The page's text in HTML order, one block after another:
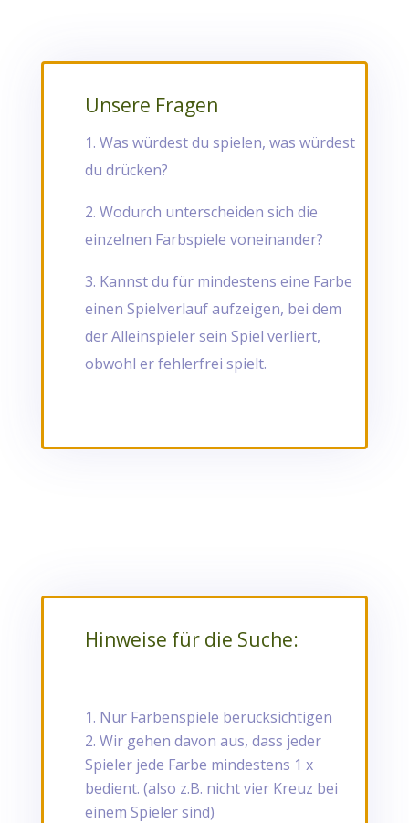
Unsere Fragen
1. Was würdest du spielen, was würdest
du drücken?
2. Wodurch unterscheiden sich die
einzelnen Farbspiele voneinander?
3. Kannst du für mindestens eine Farbe
einen Spielverlauf aufzeigen, bei dem
der Alleinspieler sein Spiel verliert,
obwohl er fehlerfrei spielt.
Hinweise für die Suche:
Nur Farbenspiele berücksichtigen
Wir gehen davon aus, dass jeder
Spieler jede Farbe mindestens 1 x
bedient. (also z.B. nicht vier Kreuz bei
einem Spieler sind)